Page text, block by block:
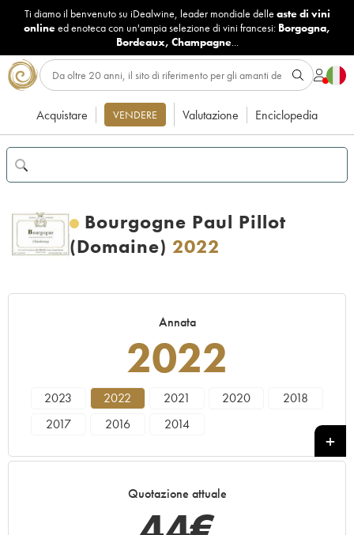
Ti diamo il benvenuto su iDealwine, leader mondiale delle aste di vini
onlineed enoteca con un'ampia selezione di vini francesi: Borgogna,
Bordeaux, Champagne...
Acquistare VENDERE Valutazione Enciclopedia
Bourgogne Paul Pillot
(Domaine) 2022
Annata
2022
2023 2022 2021 2020
2018
2017
2016 2014
Quotazione attuale